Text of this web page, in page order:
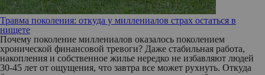
Травма поколения: откуда у миллениалов страх остаться в
нищете
Почему поколение миллениалов оказалось поколением
хронической финансовой тревоги? Даже стабильная работа,
накопления и собственное жилье нередко не избавляют людей
30-45 лет от ощущения, что завтра все может рухнуть. Откуда